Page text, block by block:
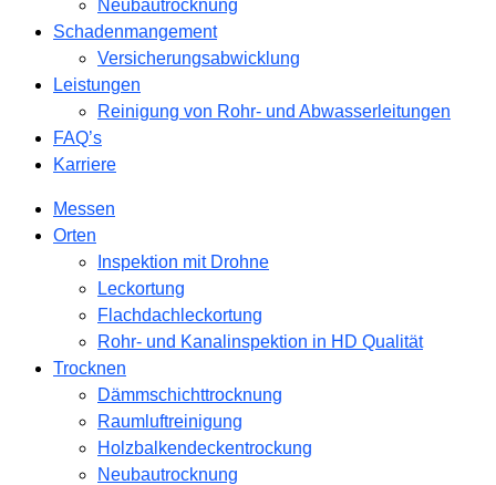
Neubautrocknung
Schadenmangement
Versicherungsabwicklung
Leistungen
Reinigung von Rohr- und Abwasserleitungen
FAQ’s
Karriere
Messen
Orten
Inspektion mit Drohne
Leckortung
Flachdachleckortung
Rohr- und Kanalinspektion in HD Qualität
Trocknen
Dämmschichttrocknung
Raumluftreinigung
Holzbalkendeckentrockung
Neubautrocknung